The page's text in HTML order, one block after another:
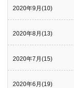
2020年9月(10)
2020年8月(13)
2020年7月(15)
2020年6月(19)